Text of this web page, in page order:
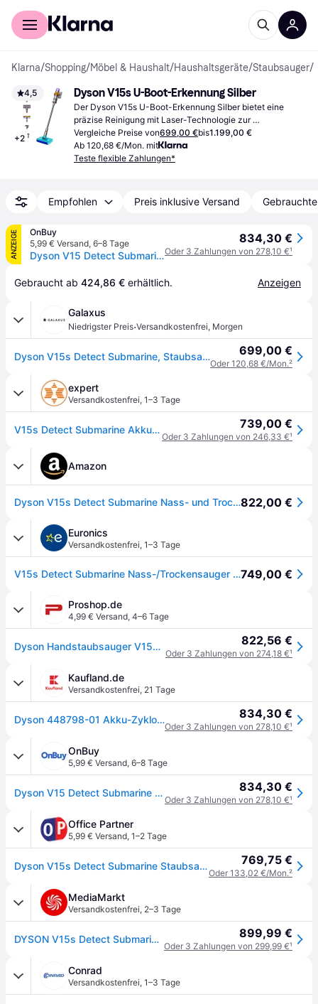
Für Shopper
Klarna/Shopping/Möbel & Haushalt/Haushaltsgeräte/Staubsauger/
4,5
+2
Dyson V15s U-Boot-Erkennung Silber
Der Dyson V15s U-Boot-Erkennung Silber bietet eine
präzise Reinigung mit Laser-Technologie zur
Stauberkennung. Geeignet für eine gründliche und
effektive Bodenpflege.
Vergleiche Preise von699,00 €bis1.199,00 €
Ab 120,68 €/Mon. mit
Teste flexible Zahlungen*
Empfohlen Preis inklusive Versand
ANZEIGE
OnBuy
5,99 € Versand, 6–8 Tage
Dyson V15 Detect Submarine nickel/satin gelb
834,30 €
Oder 3 Zahlungen von 278,10 €¹
Gebraucht ab 424,86 € erhältlich. Anzeigen
Galaxus
Niedrigster Preis·Versandkostenfrei, Morgen
Dyson V15s Detect Submarine, Staubsauger, Silber 699,00 €
Oder 120,68 €/Mon.²
expert
Versandkostenfrei, 1–3 Tage
V15s Detect Submarine Akku Staubsauger 739,00 €
Oder 3 Zahlungen von 246,33 €¹
Amazon
Dyson V15s Detect Submarine Nass- und Trockensauger822,00 €
Euronics
Versandkostenfrei, 1–3 Tage
V15s Detect Submarine Nass-/Trockensauger Nickel Satin Gelb/ Glanz Nickel749,00 €
Proshop.de
4,99 € Versand, 4–6 Tage
Dyson Handstaubsauger V15s Detect Submarine 822,56 €
Oder 3 Zahlungen von 274,18 €¹
Kaufland.de
Versandkostenfrei, 21 Tage
Dyson 448798-01 Akku-Zyklon-Staubsauger 230 V 660 W motorbetriebene 834,30 €
Oder 3 Zahlungen von 278,10 €¹
OnBuy
5,99 € Versand, 6–8 Tage
Dyson V15 Detect Submarine nickel/satin gelb 834,30 €
Oder 3 Zahlungen von 278,10 €¹
Office Partner
5,99 € Versand, 1–2 Tage
Dyson V15s Detect Submarine Staubsauger Nickel/Blau 660W 769,75 €
Oder 133,02 €/Mon.²
MediaMarkt
Versandkostenfrei, 2–3 Tage
DYSON V15s Detect Submarine Nass-/Trockensauger, Akkubetrieb, 660 Watt 899,99 €
Oder 3 Zahlungen von 299,99 €¹
Conrad
Versandkostenfrei, 1–3 Tage